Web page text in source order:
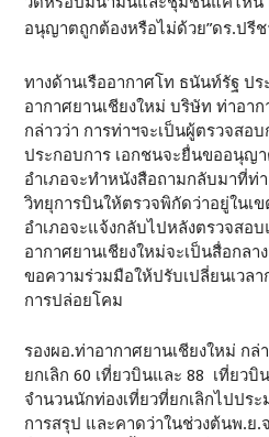
อนุญาตถูกต้องหรือไม่ด้วย”ดร.ปรีช
ทางด้านเรืออากาศโท ธนันท์รัฐ ปร
อากาศยานเชียงใหม่ บริษัท ท่าอา
กล่าวว่า การท่าฯจะเป็นผู้ตรวจส
ประกอบการ เอกชนจะยื่นขออนุญา
อำเภอจะทำหนังสือถามกลับมาที่ท่
วิทยุการบินให้ตรวจพิกัดว่าอยู่ในเ
อำเภอจะแจ้งกลับไปหลังตรวจสอ
อากาศยานเชียงใหม่จะเป็นสื่อกล
ขอความร่วมมือให้ปรับเปลี่ยนเวล
การปล่อยโคม
รองผอ.ท่าอากาศยานเชียงใหม่ ก
ยกเลิก 60 เที่ยวบินและ 88 เที่ยวบิ
จำนวนนักท่องเที่ยวที่ยกเลิกไปป
การสรุป และคาดว่าในช่วงต้นพ.ย.